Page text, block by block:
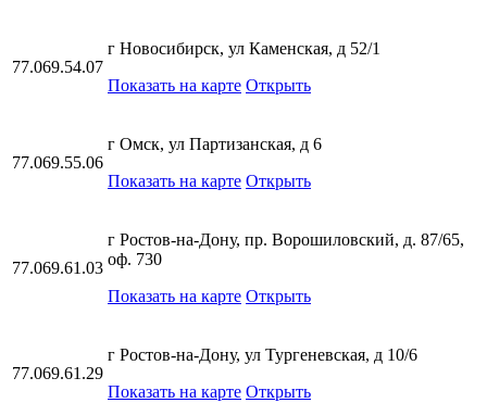
77.069.54.07
г Новосибирск, ул Каменская, д 52/1
Показать на карте Открыть
77.069.55.06
г Омск, ул Партизанская, д 6
Показать на карте Открыть
77.069.61.03
г Ростов-на-Дону, пр. Ворошиловский, д. 87/65,
оф. 730
Показать на карте Открыть
77.069.61.29
г Ростов-на-Дону, ул Тургеневская, д 10/6
Показать на карте Открыть